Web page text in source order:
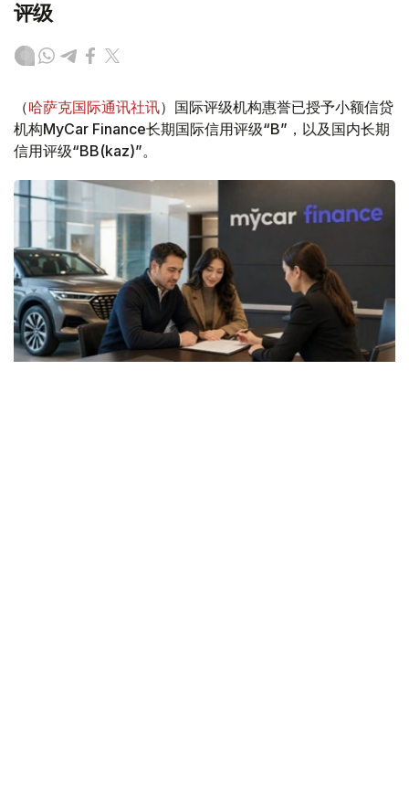
评级
（哈萨克国际通讯社讯）国际评级机构惠誉已授予小额信贷
机构MyCar Finance长期国际信用评级“B”，以及国内长期
信用评级“BB(kaz)”。